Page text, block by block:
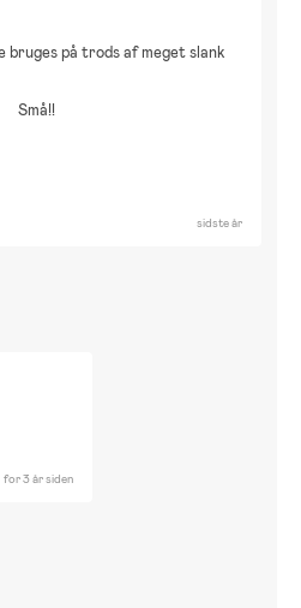
bruges på trods af meget slank
Små!!
sidste år
for 3 år siden